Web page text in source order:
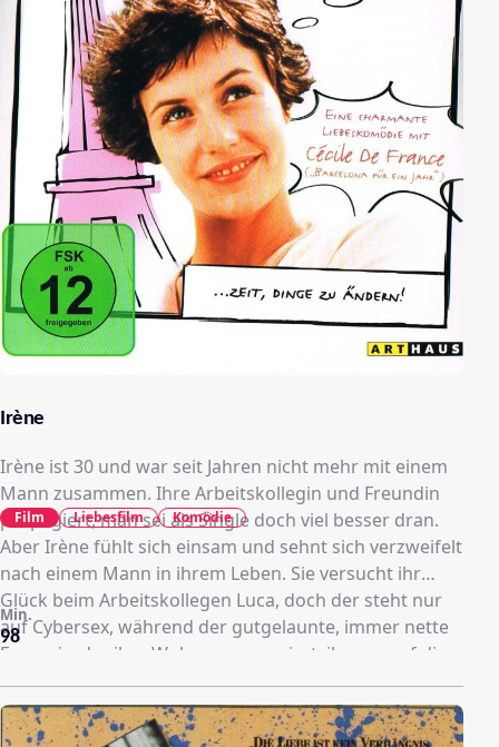
Irène
Irène ist 30 und war seit Jahren nicht mehr mit einem
Mann zusammen. Ihre Arbeitskollegin und Freundin
propagiert, man sei als Single doch viel besser dran.
Aber Irène fühlt sich einsam und sehnt sich verzweifelt
nach einem Mann in ihrem Leben. Sie versucht ihr
Glück beim Arbeitskollegen Luca, doch der steht nur
auf Cybersex, während der gutgelaunte, immer nette
Francois, der ihre Wohnung renoviert, ihr nur auf die
Nerven geht. Zu Anfang zumindest.
98
Min.
Film Liebesfilm Komödie